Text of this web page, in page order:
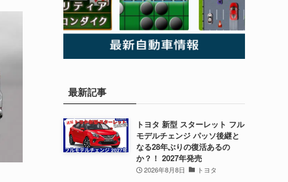
最新記事
トヨタ 新型 スターレット フル
モデルチェンジ パッソ後継と
なる28年ぶりの復活あるの
か？！ 2027年発売
2026年8月8日 トヨタ